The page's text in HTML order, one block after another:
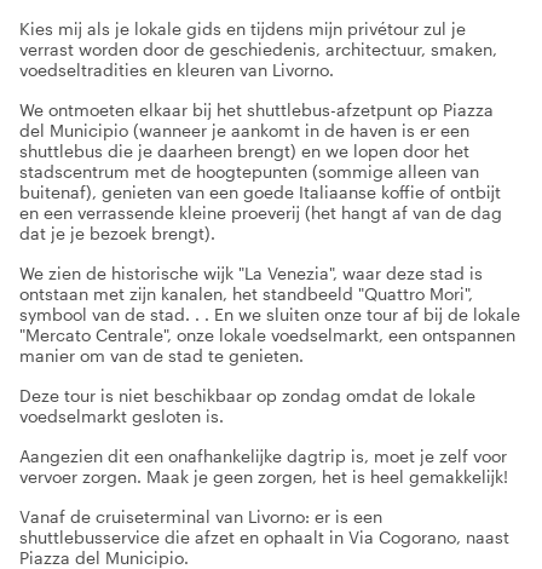
Kies mij als je lokale gids en tijdens mijn privétour zul je
verrast worden door de geschiedenis, architectuur, smaken,
voedseltradities en kleuren van Livorno.
We ontmoeten elkaar bij het shuttlebus-afzetpunt op Piazza
del Municipio (wanneer je aankomt in de haven is er een
shuttlebus die je daarheen brengt) en we lopen door het
stadscentrum met de hoogtepunten (sommige alleen van
buitenaf), genieten van een goede Italiaanse koffie of ontbijt
en een verrassende kleine proeverij (het hangt af van de dag
dat je je bezoek brengt).
We zien de historische wijk "La Venezia", waar deze stad is
ontstaan met zijn kanalen, het standbeeld "Quattro Mori",
symbool van de stad. . . En we sluiten onze tour af bij de lokale
"Mercato Centrale", onze lokale voedselmarkt, een ontspannen
manier om van de stad te genieten.
Deze tour is niet beschikbaar op zondag omdat de lokale
voedselmarkt gesloten is.
Aangezien dit een onafhankelijke dagtrip is, moet je zelf voor
vervoer zorgen. Maak je geen zorgen, het is heel gemakkelijk!
Vanaf de cruiseterminal van Livorno: er is een
shuttlebusservice die afzet en ophaalt in Via Cogorano, naast
Piazza del Municipio.